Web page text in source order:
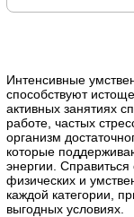
Интенсивные
способствуют
активных занятиях
работе, частых
организм
которые
энергии.
физических и
каждой категории,
выгодных условиях.